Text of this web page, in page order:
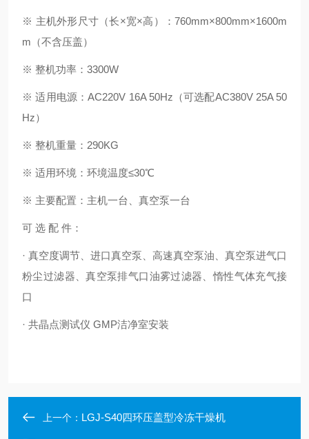
※ 主机外形尺寸（长×宽×高）：760mm×800mm×1600m
m（不含压盖）
※ 整机功率：3300W
※ 适用电源：AC220V 16A 50Hz（可选配AC380V 25A 50
Hz）
※ 整机重量：290KG
※ 适用环境：环境温度≤30℃
※ 主要配置：主机一台、真空泵一台
可 选 配 件：
· 真空度调节、进口真空泵、高速真空泵油、真空泵进气口
粉尘过滤器、真空泵排气口油雾过滤器、惰性气体充气接
口
· 共晶点测试仪 GMP洁净室安装
上一个： LGJ-S40四环压盖型冷冻干燥机